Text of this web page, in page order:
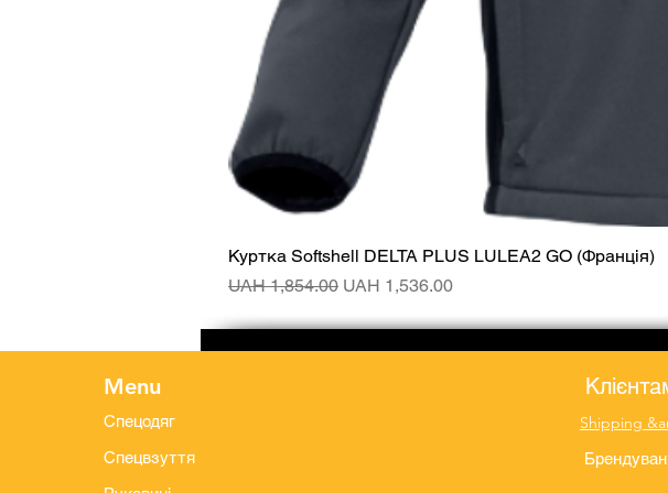
Куртка Softshell DELTA PLUS LULEA2 GO (Франція)
Regular Price
UAH 1,854.00 Sale Price
UAH 1,536.00
Menu
Спецодяг
Спецвзуття
Shipping